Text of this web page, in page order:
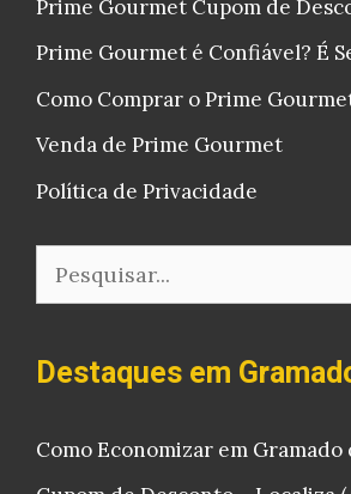
Prime Gourmet Cupom de
Prime Gourmet é Confiável? É
Como Comprar o Prime
Venda de Prime Gourmet
Política de Privacidade
Pesquisar
Destaques em
Como Economizar em Gramado